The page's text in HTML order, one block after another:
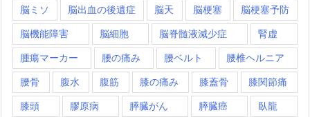
脳ミソ 脳出血の後遺症 脳天 脳梗塞 脳梗塞予防
脳機能障害 脳細胞 脳脊髄液減少症 腎虚
腫瘍マーカー 腰の痛み 腰ベルト 腰椎ヘルニア
腰骨 腹水 腹筋 膝の痛み 膝蓋骨 膝関節痛
膝頭 膠原病 膵臓がん 膵臓癌 臥龍